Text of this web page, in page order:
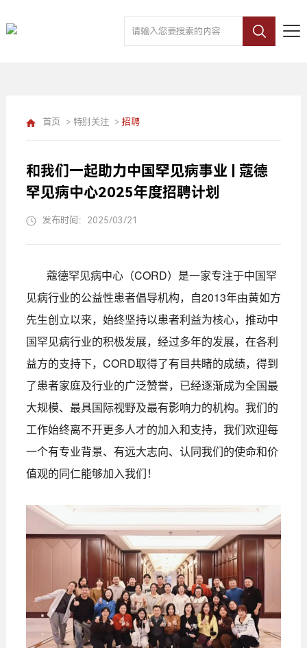
首页 > 特别关注 > 招聘
和我们一起助力中国罕见病事业 | 蔻德
罕见病中心2025年度招聘计划
发布时间：2025/03/21
蔻德罕见病中心（CORD）是一家专注于中国罕
见病行业的公益性患者倡导机构，自2013年由黄如方
先生创立以来，始终坚持以患者利益为核心，推动中
国罕见病行业的积极发展，经过多年的发展，在各利
益方的支持下，CORD取得了有目共睹的成绩，得到
了患者家庭及行业的广泛赞誉，已经逐渐成为全国最
大规模、最具国际视野及最有影响力的机构。我们的
工作始终离不开更多人才的加入和支持，我们欢迎每
一个有专业背景、有远大志向、认同我们的使命和价
值观的同仁能够加入我们！